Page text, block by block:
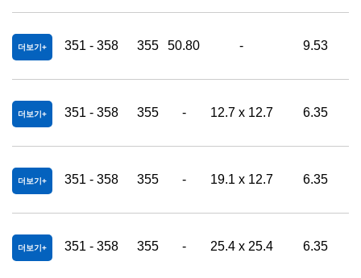
더보기 351 - 358 355 50.80 - 9.53
더보기 351 - 358 355 - 12.7 x 12.7 6.35
더보기 351 - 358 355 - 19.1 x 12.7 6.35
더보기 351 - 358 355 - 25.4 x 25.4 6.35